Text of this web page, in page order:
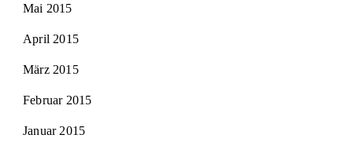
Mai 2015
April 2015
März 2015
Februar 2015
Januar 2015